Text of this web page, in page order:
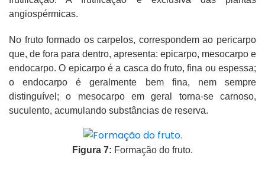
angiospérmicas.
No fruto formado os carpelos, correspondem ao pericarpo
que, de fora para dentro, apresenta: epicarpo, mesocarpo e
endocarpo. O epicarpo é a casca do fruto, fina ou espessa;
o endocarpo é geralmente bem fina, nem sempre
distinguível; o mesocarpo em geral torna-se carnoso,
suculento, acumulando substâncias de reserva.
Figura 7: Formação do fruto.